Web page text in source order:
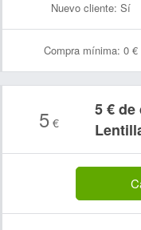
Nuevo cliente: Sí
Compra mínima: 0 €
5 €
5 € de